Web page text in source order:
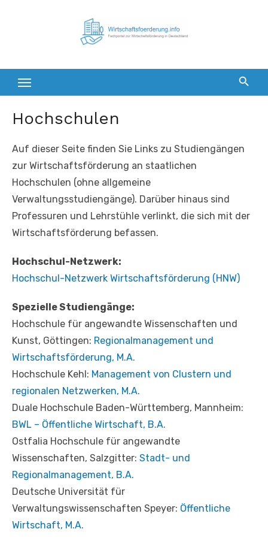
Hochschulen
Auf dieser Seite finden Sie Links zu Studiengängen
zur Wirtschaftsförderung an staatlichen
Hochschulen (ohne allgemeine
Verwaltungsstudiengänge). Darüber hinaus sind
Professuren und Lehrstühle verlinkt, die sich mit der
Wirtschaftsförderung befassen.
Hochschul-Netzwerk:
Hochschul-Netzwerk Wirtschaftsförderung (HNW)
Spezielle Studiengänge:
Hochschule für angewandte Wissenschaften und
Kunst, Göttingen: Regionalmanagement und
Wirtschaftsförderung, M.A.
Hochschule Kehl: Management von Clustern und
regionalen Netzwerken, M.A.
Duale Hochschule Baden-Württemberg, Mannheim:
BWL – Öffentliche Wirtschaft, B.A.
Ostfalia Hochschule für angewandte
Wissenschaften, Salzgitter: Stadt- und
Regionalmanagement, B.A.
Deutsche Universität für
Verwaltungswissenschaften Speyer: Öffentliche
Wirtschaft, M.A.